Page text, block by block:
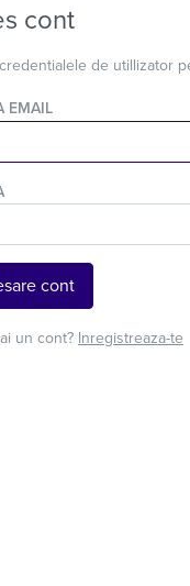
cont
de utillizator
EMAIL
cont
un cont? Inregistreaza-te